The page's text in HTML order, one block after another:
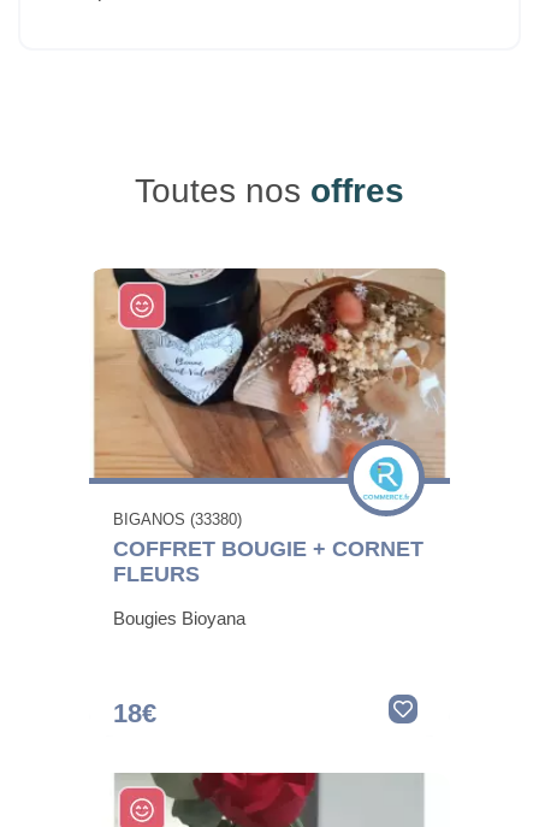
Toutes nos offres
BIGANOS (33380)
COFFRET BOUGIE + CORNET
FLEURS
Bougies Bioyana
18€